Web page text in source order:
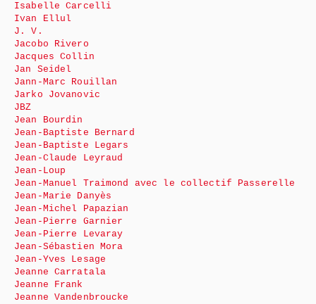
Isabelle Carcelli
Ivan Ellul
J. V.
Jacobo Rivero
Jacques Collin
Jan Seidel
Jann-Marc Rouillan
Jarko Jovanovic
JBZ
Jean Bourdin
Jean-Baptiste Bernard
Jean-Baptiste Legars
Jean-Claude Leyraud
Jean-Loup
Jean-Manuel Traimond avec le collectif Passerelle
Jean-Marie Danyès
Jean-Michel Papazian
Jean-Pierre Garnier
Jean-Pierre Levaray
Jean-Sébastien Mora
Jean-Yves Lesage
Jeanne Carratala
Jeanne Frank
Jeanne Vandenbroucke